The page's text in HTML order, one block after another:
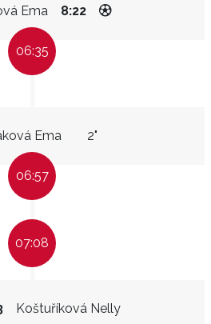
Ema 8:22
06:35
Ema 2"
06:57
07:08
Koštuříková Nelly